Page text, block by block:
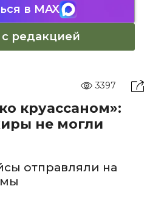
в MAX
с редакцией
3397
круассаном»:
не могли
отправляли на